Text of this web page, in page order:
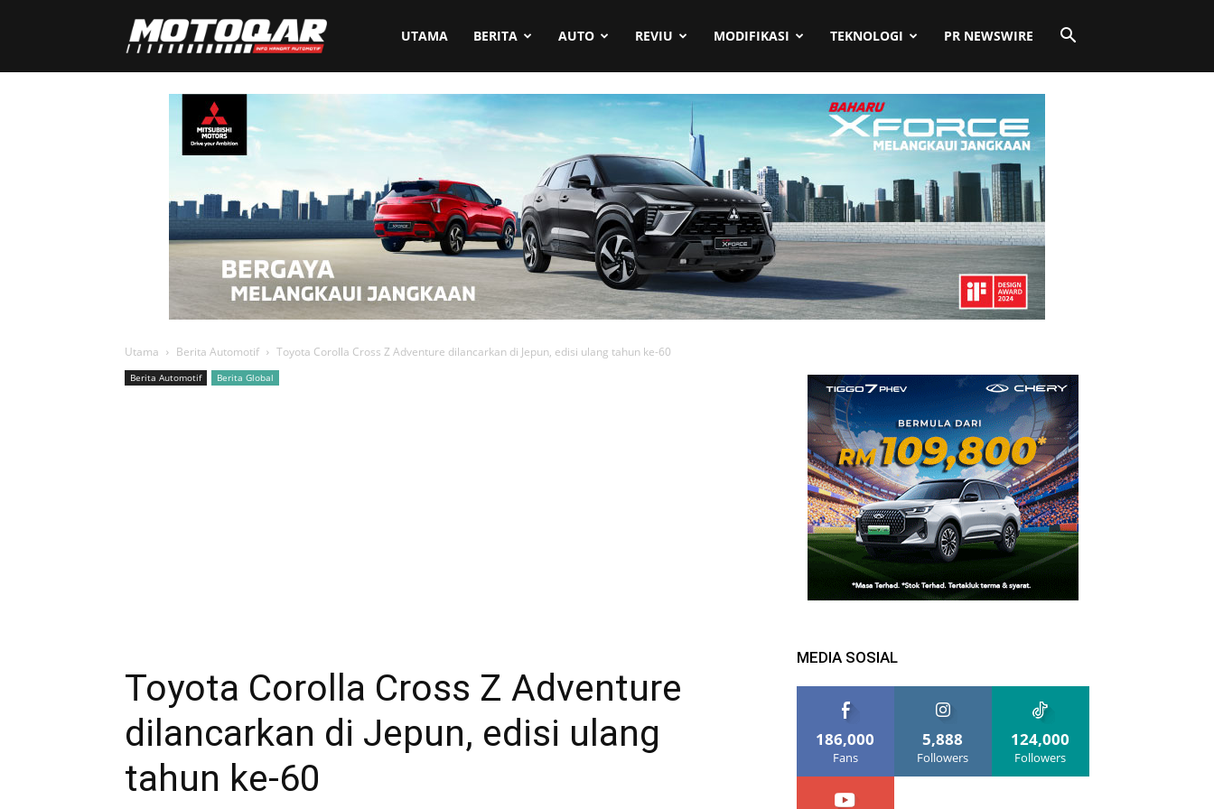
Motoqar UTAMA BERITA AUTO REVIU MODIFIKASI TEKNOLOGI PR NEWSWIRE
Utama Berita Automotif Toyota Corolla Cross Z Adventure dilancarkan di Jepun, edisi ulang tahun ke-60
Berita Automotif Berita Global
Toyota Corolla Cross Z Adventure
dilancarkan di Jepun, edisi ulang
tahun ke-60
MEDIA SOSIAL
186,000
Fans
5,888
Followers
124,000
Followers